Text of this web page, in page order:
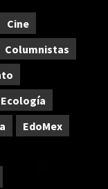
Cine
Columnistas
Ecología
EdoMex